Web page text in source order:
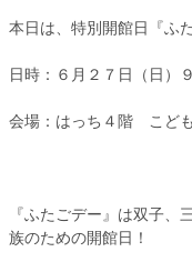
本日は、特別開館日『ふ
日時：６月２７日（日）
会場：はっち４階 こど
『ふたごデー』は双子
族のための開館日！